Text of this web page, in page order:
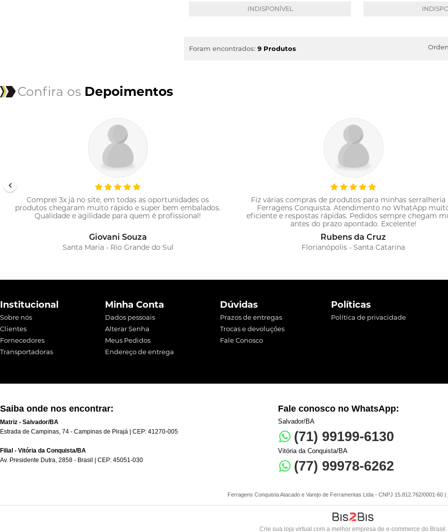
INDISPONÍVEL
Foram encontrados: 9 Produtos
Confira os Depoimentos
Fiz várias compras de produtos para minhas serralheria na
Ferragens Conquista. Atendimento no WhatApp muito
eficiente e respostas rápidas. Pedidos sempre chegam muito
Rubens da Cruz
Florianópolis - Santa Catarina
Fiz uma compra muito grande e pensei
demoraria para chegar até o meu
recebendo em 2 dias... Prazo de entrega
acordo com as descrições do site!
Frederico Moraes
Lauro de Freitas - Bahia
Institucional
Sobre nós
Clientes
Fornecedores
Transportadoras
Minha Conta
Dados pessoais
Alterar Senha
Meus Pedidos
Endereço de entrega
Dúvidas
Prazos de entregas
Trocas e devoluções
Fale Conosco
Políticas
Política de privacidade
Saiba onde nos encontrar:
Matriz - Salvador/BA
Estrada de Campinas, 74 - Campinas de Pirajá | CEP: 41270-005
Filial - Vitória da Conquista/BA
Av. Presidente Dutra, 2858 - Brasil | CEP: 45051-030
Fale conosco no WhatsApp:
Salvador/BA
(71) 99199-6130
Vitória da Conquista/BA
(77) 99978-6262
Ferragens Conquista Atacado e Varejo de Ferramentas Ltda - CNPJ 15.812.762/0001-60 |
Crie sua loja virtual com a melhor empresa de e-commerce do Brasil.